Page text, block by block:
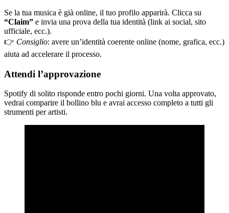
Se la tua musica è già online, il tuo profilo apparirà. Clicca su
“Claim” e invia una prova della tua identità (link ai social, sito
ufficiale, ecc.).
👉 Consiglio: avere un’identità coerente online (nome, grafica, ecc.)
aiuta ad accelerare il processo.
Attendi l’approvazione
Spotify di solito risponde entro pochi giorni. Una volta approvato,
vedrai comparire il bollino blu e avrai accesso completo a tutti gli
strumenti per artisti.